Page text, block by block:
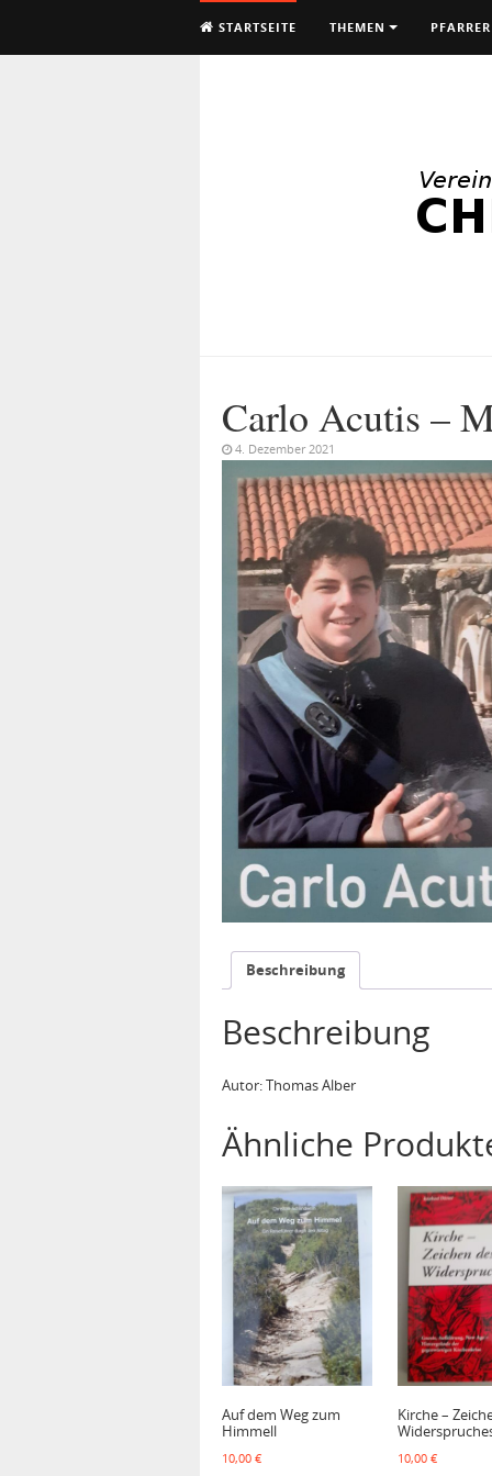
STARTSEITE THEMEN
Carlo Acutis –
4. Dezember 2021
Beschreibung
Beschreibung
Autor: Thomas Alber
Ähnliche
Auf dem Weg zum
Himmell
10,00 €
Kirche –
10,00€